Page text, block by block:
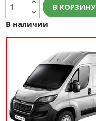
В КОРЗИНУ
В наличии